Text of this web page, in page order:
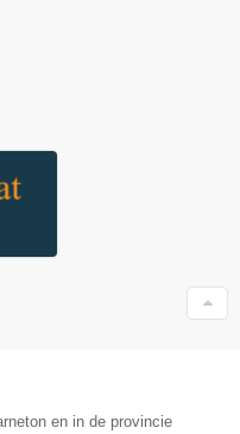
en in de provincie